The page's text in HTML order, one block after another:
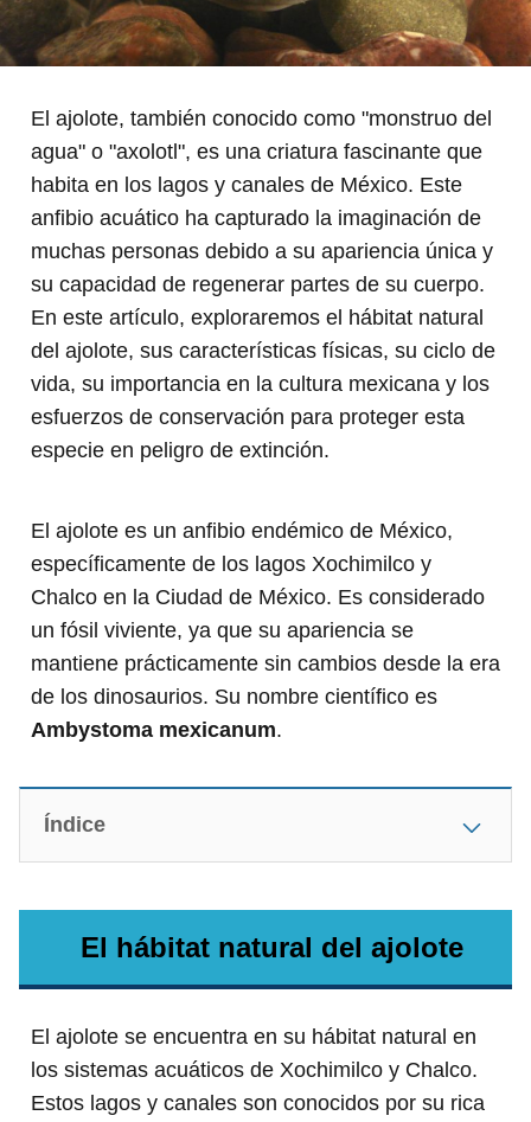
El ajolote, también conocido como "monstruo del
agua" o "axolotl", es una criatura fascinante que
habita en los lagos y canales de México. Este
anfibio acuático ha capturado la imaginación de
muchas personas debido a su apariencia única y
su capacidad de regenerar partes de su cuerpo.
En este artículo, exploraremos el hábitat natural
del ajolote, sus características físicas, su ciclo de
vida, su importancia en la cultura mexicana y los
esfuerzos de conservación para proteger esta
especie en peligro de extinción.
El ajolote es un anfibio endémico de México,
específicamente de los lagos Xochimilco y
Chalco en la Ciudad de México. Es considerado
un fósil viviente, ya que su apariencia se
mantiene prácticamente sin cambios desde la era
de los dinosaurios. Su nombre científico es
Ambystoma mexicanum.
Índice
El hábitat natural del ajolote
El ajolote se encuentra en su hábitat natural en
los sistemas acuáticos de Xochimilco y Chalco.
Estos lagos y canales son conocidos por su rica